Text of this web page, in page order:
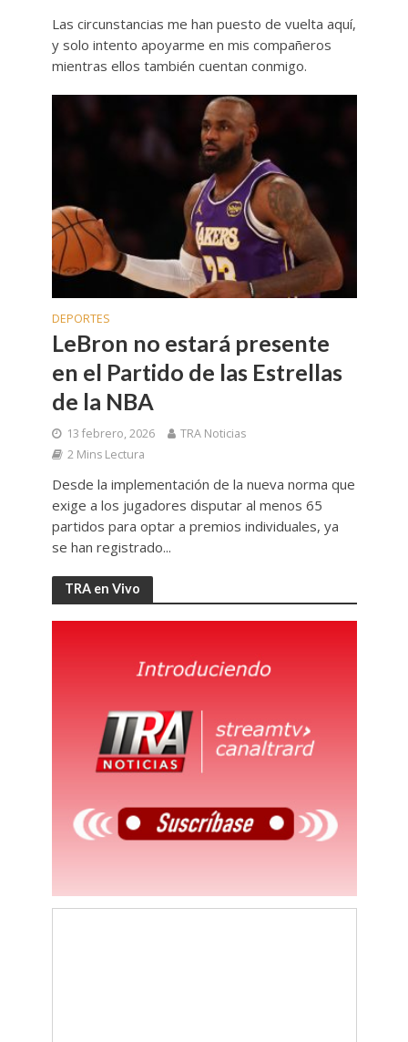
Las circunstancias me han puesto de vuelta aquí,
y solo intento apoyarme en mis compañeros
mientras ellos también cuentan conmigo.
DEPORTES
LeBron no estará presente
en el Partido de las Estrellas
de la NBA
13 febrero, 2026
TRA Noticias
2 Mins Lectura
Desde la implementación de la nueva norma que
exige a los jugadores disputar al menos 65
partidos para optar a premios individuales, ya
se han registrado...
TRA en Vivo